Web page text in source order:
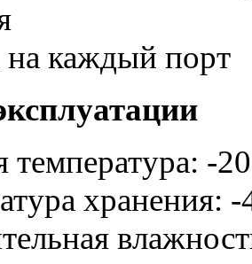
каждый порт
температура: -
хранения: